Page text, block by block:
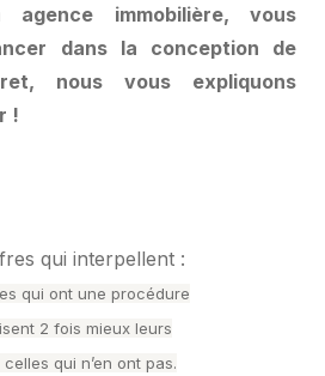
immobilière, vous
dans la conception de
nous vous expliquons
!
qui interpellent :
qui ont une procédure
2 fois mieux leurs
celles qui n’en ont pas.